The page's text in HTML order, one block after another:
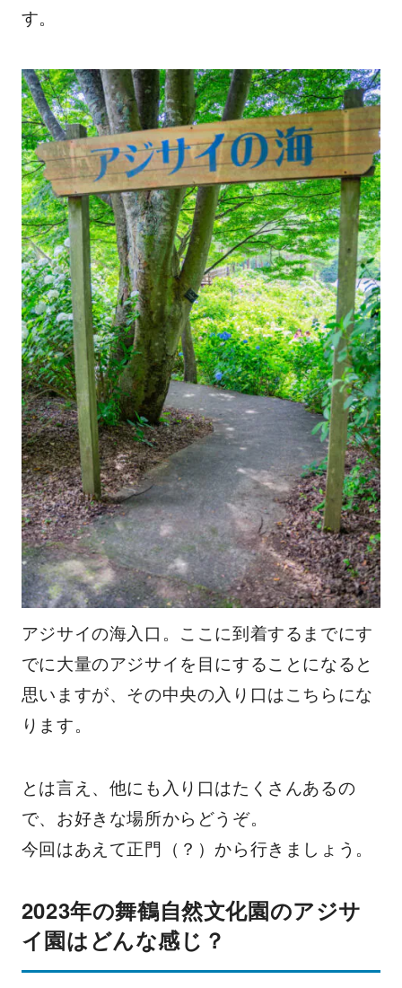
す。
アジサイの海入口。ここに到着するまでにす
でに大量のアジサイを目にすることになると
思いますが、その中央の入り口はこちらにな
ります。
とは言え、他にも入り口はたくさんあるの
で、お好きな場所からどうぞ。
今回はあえて正門（？）から行きましょう。
2023年の舞鶴自然文化園のアジサ
イ園はどんな感じ？